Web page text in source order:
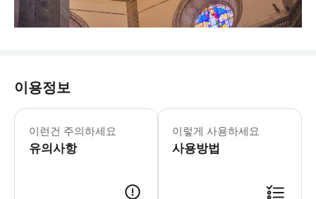
이용정보
이런건 주의하세요
유의사항
이렇게 사용하세요
사용방법